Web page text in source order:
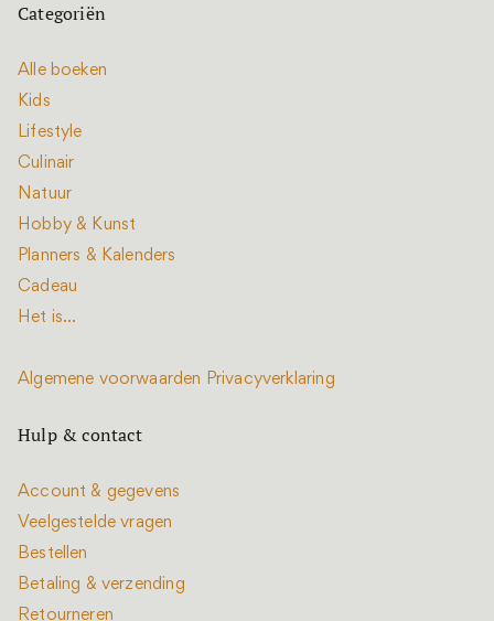
Categoriën
Alle boeken
Kids
Lifestyle
Culinair
Natuur
Hobby & Kunst
Planners & Kalenders
Cadeau
Het is...
Algemene voorwaarden Privacyverklaring
Hulp & contact
Account & gegevens
Veelgestelde vragen
Bestellen
Betaling & verzending
Retourneren